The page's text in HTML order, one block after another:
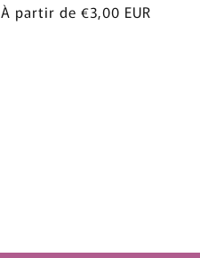
Prix
À partir de €3,00 EUR